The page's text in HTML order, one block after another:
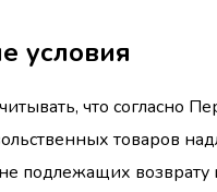
условия
что согласно
товаров
не подлежащих